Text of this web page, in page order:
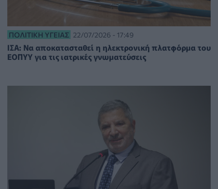
ΠΟΛΙΤΙΚΉ ΥΓΕΊΑΣ 22/07/2026 - 17:49
ΙΣΑ: Να αποκατασταθεί η ηλεκτρονική πλατφόρμα του
ΕΟΠΥΥ για τις ιατρικές γνωματεύσεις